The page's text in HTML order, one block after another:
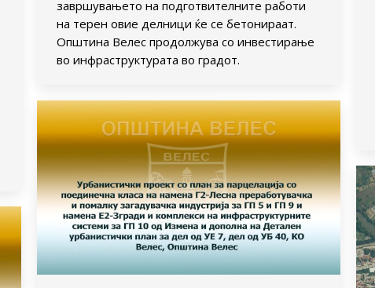
завршувањето на подготвителните работи
на терен овие делници ќе се бетонираат.
Општина Велес продолжува со инвестирање
во инфраструктурата во градот.